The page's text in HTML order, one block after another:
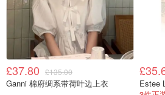
Rituals身体乳&护手霜
£37.80 £135.00
Ganni 棉府绸系带荷叶边上衣
Estee